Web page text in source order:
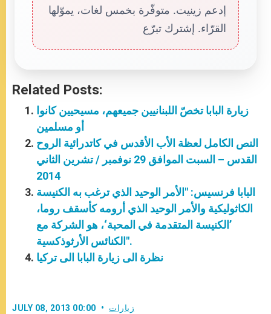
إدعم زينيت. متوفّرة بخمس لغات، يموّلها
القرّاء. إشترك تبرّع
Related Posts:
زيارة البابا تخصّ اللبنانيين جميعهم، مسيحيين كانوا
أو مسلمين
النص الكامل لعظة الأب الأقدس في كاتدرائية الروح
القدس – السبت الموافق 29 نوفمبر / تشرين الثاني
2014
البابا فرنسيس: "الأمر الوحيد الذي ترغب به الكنيسة
الكاثوليكية والأمر الوحيد الذي أرومه كأسقف روما،
’الكنيسة المتقدمة في المحبة‘، هو الشركة مع
الكنائس الأرثوذكسية".
نظرة الى زيارة البابا الى تركيا
JULY 08, 2013 00:00 زيارات